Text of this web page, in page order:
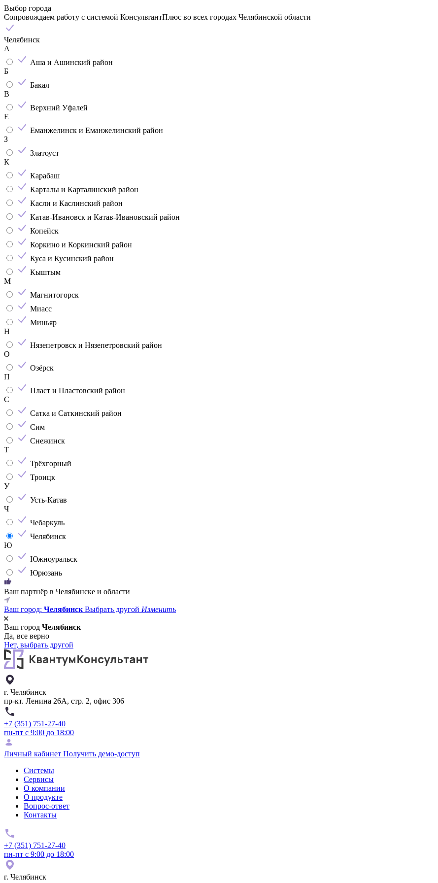
Выбор города
Сопровождаем работу с системой КонсультантПлюс во всех городах Челябинской области
Челябинск
А
Аша и Ашинский район
Б
Бакал
В
Верхний Уфалей
Е
Еманжелинск и Еманжелинский район
З
Златоуст
К
Карабаш
Карталы и Карталинский район
Касли и Каслинский район
Катав-Ивановск и Катав-Ивановский район
Копейск
Коркино и Коркинский район
Куса и Кусинский район
Кыштым
М
Магнитогорск
Миасс
Миньяр
Н
Нязепетровск и Нязепетровский район
О
Озёрск
П
Пласт и Пластовский район
С
Сатка и Саткинский район
Сим
Снежинск
Т
Трёхгорный
Троицк
У
Усть-Катав
Ч
Чебаркуль
Челябинск
Ю
Южноуральск
Юрюзань
Ваш партнёр в Челябинске и области
Ваш город: Челябинск Выбрать другой Изменить
Ваш город Челябинск
Да, все верно
Нет, выбрать другой
г. Челябинск
пр-кт. Ленина 26А, стр. 2, офис 306
+7 (351) 751-27-40
пн-пт с 9:00 до 18:00
Личный кабинет Получить демо-доступ
Системы
Сервисы
О компании
О продукте
Вопрос-ответ
Контакты
+7 (351) 751-27-40
пн-пт с 9:00 до 18:00
г. Челябинск